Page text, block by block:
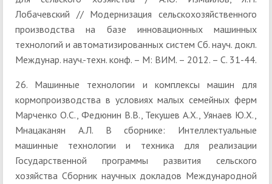
Лобачевский // Модернизация сельскохозяйственного
производства на базе инновационных машинных
технологий и автоматизированных систем Сб. науч. докл.
Междунар. науч.-техн. конф. – М: ВИМ. – 2012. – С. 31-44.
26. Машинные технологии и комплексы машин для
кормопроизводства в условиях малых семейных ферм
Марченко О.С., Федюнин В.В., Текушев А.Х., Уянаев Ю.Х.,
Мнацаканян А.Л. В сборнике: Интеллектуальные
машинные технологии и техника для реализации
Государственной программы развития сельского
хозяйства Сборник научных докладов Международной